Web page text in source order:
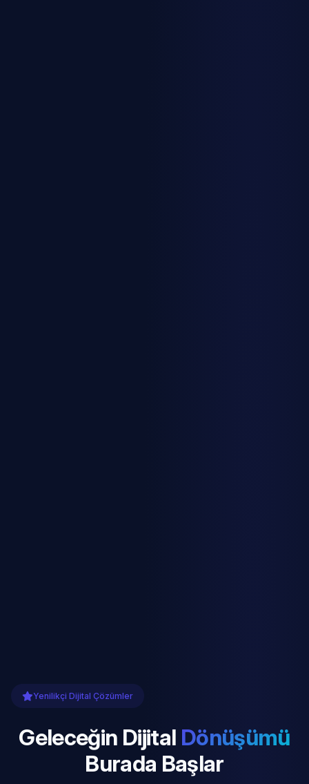
Yenilikçi Dijital Çözümler
Geleceğin Dijital Dönüşümü
Burada Başlar